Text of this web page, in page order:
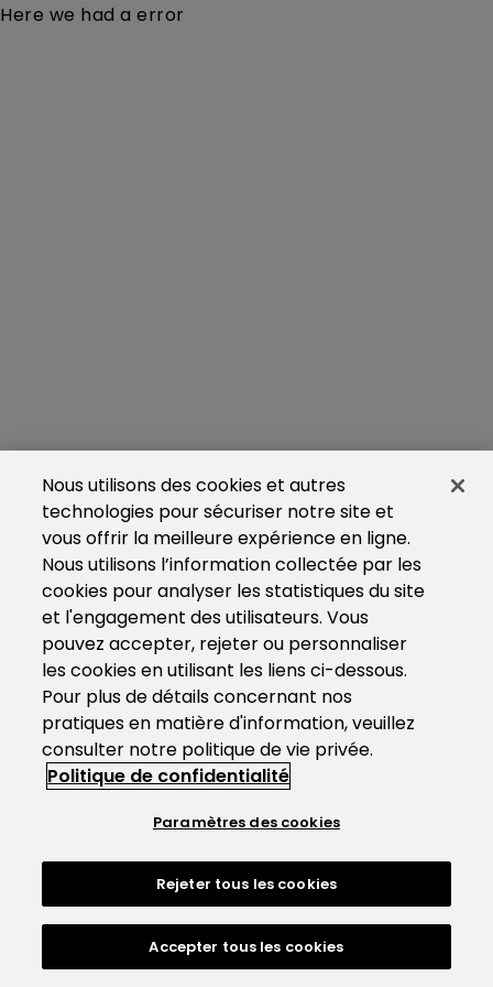
Here we had a error
Nous utilisons des cookies et autres
technologies pour sécuriser notre site et
vous offrir la meilleure expérience en ligne.
Nous utilisons l’information collectée par les
cookies pour analyser les statistiques du site
et l'engagement des utilisateurs. Vous
pouvez accepter, rejeter ou personnaliser
les cookies en utilisant les liens ci-dessous.
Pour plus de détails concernant nos
pratiques en matière d'information, veuillez
consulter notre politique de vie privée.
Politique de confidentialité
Paramètres des cookies
Rejeter tous les cookies
Accepter tous les cookies